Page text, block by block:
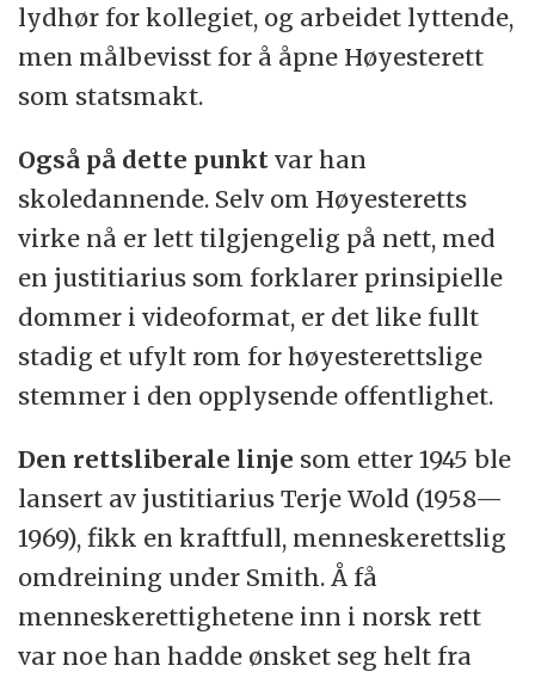
lydhør for kollegiet, og arbeidet lyttende,
men målbevisst for å åpne Høyesterett
som statsmakt.
Også på dette punkt var han
skoledannende. Selv om Høyesteretts
virke nå er lett tilgjengelig på nett, med
en justitiarius som forklarer prinsipielle
dommer i videoformat, er det like fullt
stadig et ufylt rom for høyesterettslige
stemmer i den opplysende offentlighet.
Den rettsliberale linje som etter 1945 ble
lansert av justitiarius Terje Wold (1958—
1969), fikk en kraftfull, menneskerettslig
omdreining under Smith. Å få
menneskerettighetene inn i norsk rett
var noe han hadde ønsket seg helt fra